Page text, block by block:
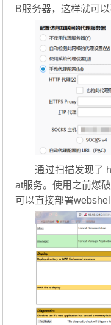
B服务器，这样就可
通过扫描发现了
at服务。使用之前爆
可以直接部署